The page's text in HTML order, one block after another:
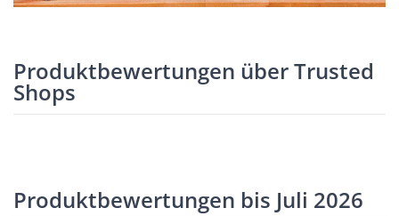
Produktbewertungen über Trusted
Shops
Produktbewertungen bis Juli 2026